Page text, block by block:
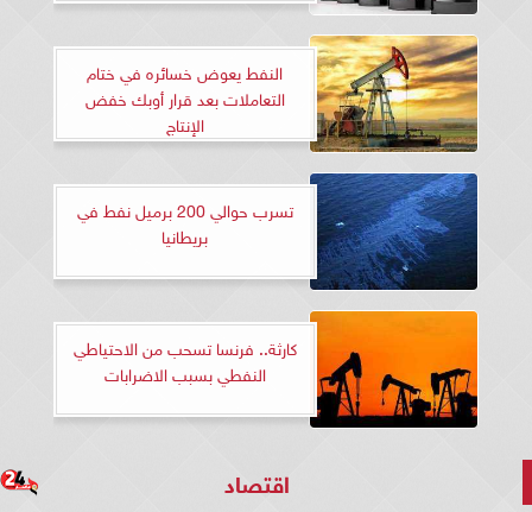
النفط يعوض خسائره في ختام
التعاملات بعد قرار أوبك خفض
الإنتاج
تسرب حوالي 200 برميل نفط في
بريطانيا
كارثة.. فرنسا تسحب من الاحتياطي
النفطي بسبب الاضرابات
اقتصاد